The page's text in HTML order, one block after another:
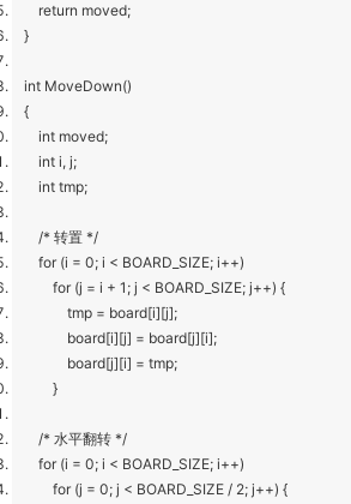
return moved;
}
int MoveDown()
{
int moved;
int i, j;
int tmp;
/* 转置 */
for (i = 0; i < BOARD_SIZE; i++)
for (j = i + 1; j < BOARD_SIZE; j++) {
tmp = board[i][j];
board[i][j] = board[j][i];
board[j][i] = tmp;
}
/* 水平翻转 */
for (i = 0; i < BOARD_SIZE; i++)
for (j = 0; j < BOARD_SIZE / 2; j++) {